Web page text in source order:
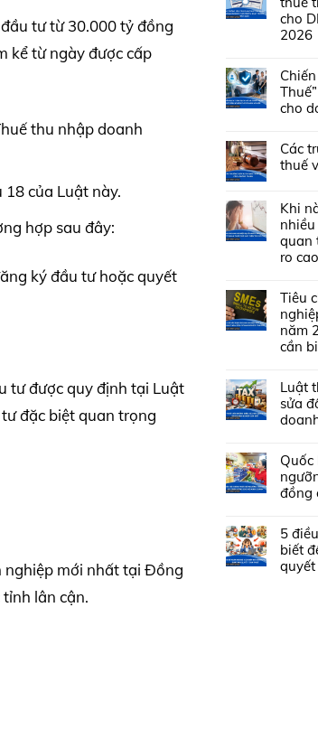
tư từ 30.000 tỷ đồng
kể từ ngày được cấp
thu nhập doanh
của Luật này.
hợp sau đây:
ký đầu tư hoặc quyết
tư được quy định tại Luật
đặc biệt quan trọng
nghiệp mới nhất tại Đồng
lân cận.
cho
2026
cho
Các
thuế
Khi
quan
ro
Tiêu
năm
cần
Luật
sửa
Quốc
đồng
5
biết